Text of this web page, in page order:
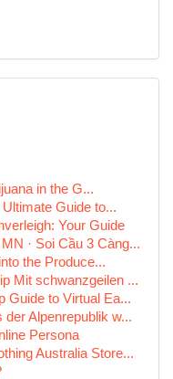
in the G...
Guide to...
Your Guide
· Soi Cầu 3 Càng...
the Produce...
Mit schwanzgeilen ...
Guide to Virtual Ea...
der Alpenrepublik w...
Persona
Australia Store...